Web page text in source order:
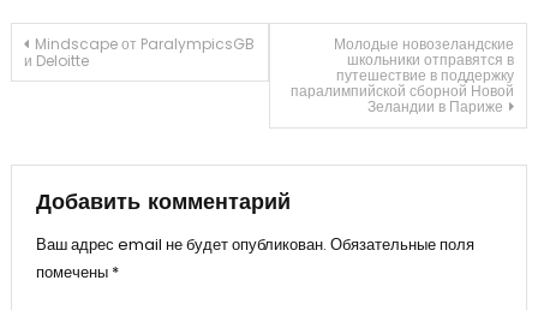
Навигация
записям
Mindscape от ParalympicsGB
и Deloitte
Молодые новозеландские
школьники отправятся в
путешествие в поддержку
паралимпийской сборной Новой
Зеландии в Париже
Добавить комментарий
Ваш адрес email не будет опубликован. Обязательные поля
помечены *